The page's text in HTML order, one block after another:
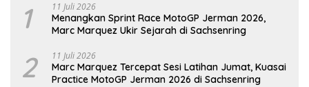
1 11 Juli 2026
Menangkan Sprint Race MotoGP Jerman 2026,
Marc Marquez Ukir Sejarah di Sachsenring
2 11 Juli 2026
Marc Marquez Tercepat Sesi Latihan Jumat, Kuasai
Practice MotoGP Jerman 2026 di Sachsenring